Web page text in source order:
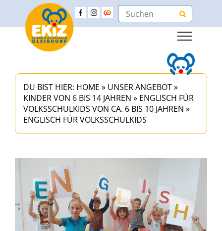
DU BIST HIER: HOME » UNSER ANGEBOT»
KINDER VON 6 BIS 14 JAHREN » ENGLISCH FÜR
VOLKSSCHULKIDS VON CA. 6 BIS 10 JAHREN »
ENGLISCH FÜR VOLKSSCHULKIDS